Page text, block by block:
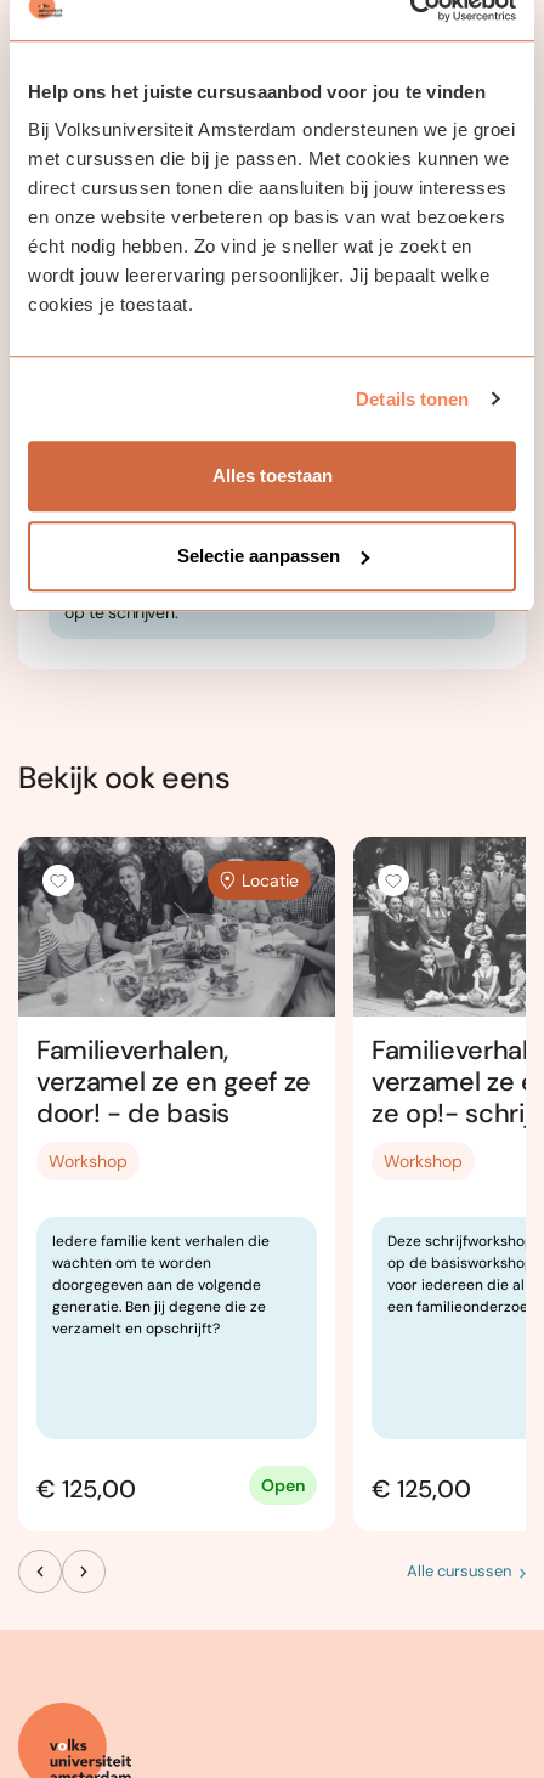
Help ons het juiste cursusaanbod voor jou te vinden
Bij Volksuniversiteit Amsterdam ondersteunen we je groei
met cursussen die bij je passen. Met cookies kunnen we
direct cursussen tonen die aansluiten bij jouw interesses
en onze website verbeteren op basis van wat bezoekers
écht nodig hebben. Zo vind je sneller wat je zoekt en
wordt jouw leerervaring persoonlijker. Jij bepaalt welke
cookies je toestaat.
Details tonen
Alles toestaan
Selectie aanpassen
Je kunt ervoor kiezen om je hele levensverhaal te
jou betekenisvol is.
Ieder mens draagt een schat aan verhalen in zich. In deze
cursus ontdek je hoe je die verhalen tot leven brengt en
vastlegt – op een manier die recht doet aan jouw unieke
ervaringen.
Iedereen draagt verhalen in zich die het waard zijn om
verrast, vereerd en geroerd door de veiligheid en
inspiratie die cursisten bij mij ervaren om hun verhalen
op te schrijven.
Bekijk ook eens
Locatie
Familieverhalen,
verzamel ze en geef ze
door! - de basis
Workshop
Iedere familie kent verhalen die
wachten om te worden
doorgegeven aan de volgende
generatie. Ben jij degene die ze
verzamelt en opschrijft?
€ 125,00 Open
verzamel ze
ze op!-
Workshop
Deze schrijfworkshop
op de basisworkshop
voor iedereen die al
een familieonderzoek.
€ 125,00
Alle cursussen